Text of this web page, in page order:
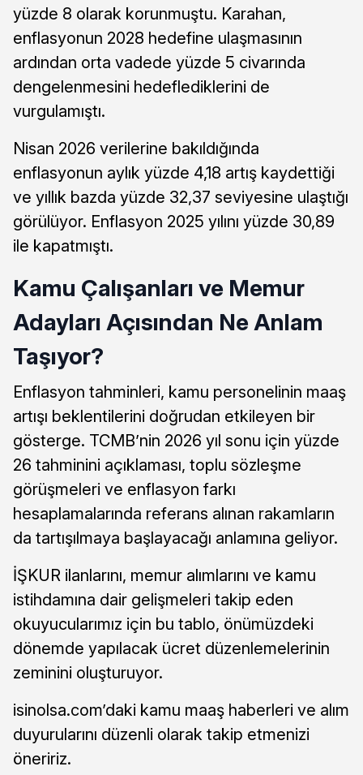
yüzde 8 olarak korunmuştu. Karahan,
enflasyonun 2028 hedefine ulaşmasının
ardından orta vadede yüzde 5 civarında
dengelenmesini hedeflediklerini de
vurgulamıştı.
Nisan 2026 verilerine bakıldığında
enflasyonun aylık yüzde 4,18 artış kaydettiği
ve yıllık bazda yüzde 32,37 seviyesine ulaştığı
görülüyor. Enflasyon 2025 yılını yüzde 30,89
ile kapatmıştı.
Kamu Çalışanları ve Memur
Adayları Açısından Ne Anlam
Taşıyor?
Enflasyon tahminleri, kamu personelinin maaş
artışı beklentilerini doğrudan etkileyen bir
gösterge. TCMB’nin 2026 yıl sonu için yüzde
26 tahminini açıklaması, toplu sözleşme
görüşmeleri ve enflasyon farkı
hesaplamalarında referans alınan rakamların
da tartışılmaya başlayacağı anlamına geliyor.
İŞKUR ilanlarını, memur alımlarını ve kamu
istihdamına dair gelişmeleri takip eden
okuyucularımız için bu tablo, önümüzdeki
dönemde yapılacak ücret düzenlemelerinin
zeminini oluşturuyor.
isinolsa.com’daki kamu maaş haberleri ve alım
duyurularını düzenli olarak takip etmenizi
öneririz.